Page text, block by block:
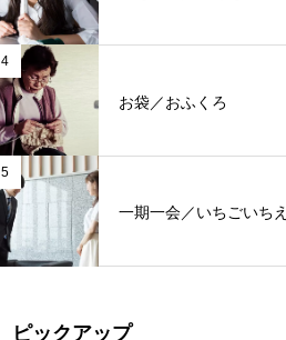
4
お袋／おふくろ
5
一期一会／いちごいちえ
ピックアップ